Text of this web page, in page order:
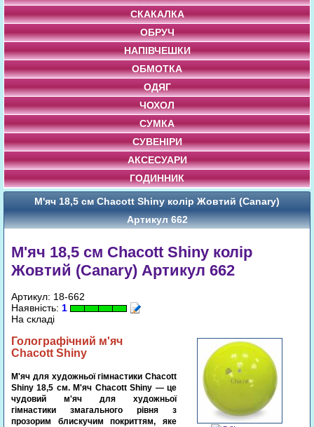
СКАКАЛКА
ОБРУЧ
НАПІВЧЕШКИ
ОБМОТКА
ОДЯГ
ЧОХОЛ
СУМКА
СУВЕНІРИ
АКСЕСУАРИ
ГОДИННИК
М'яч 18,5 см Chacott Shiny колір Жовтий (Canary)
Артикул 662
М'яч 18,5 см Chacott Shiny колір
Жовтий (Canary) Артикул 662
Артикул: 18-662
Наявність: 1
На складі
Голографічний м'яч
Chacott Shiny
М'яч для художньої гімнастики Chacott
Shiny 18,5 см. М'яч Chacott Shiny — це
чудовий м'яч для художньої
гімнастики змагального рівня з
прозорим блискучим покриттям, яке